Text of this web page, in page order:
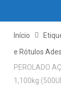
Início
e Rótulos
PEROLADO
1,100kg